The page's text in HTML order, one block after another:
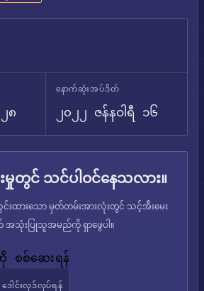
၈
နောက်ဆုံးအပ်ဒိတ်
၂၀၂၂ ဇန်နဝါရီ ၁၆
မှုတွင် သင်ပါဝင်နေသလား။
းသွင်းထားသော မှတ်တမ်းအားလုံးတွင် သင့်အီးမေး
အသုံးပြုသူအမည်ကို ရှာဖွေပါ။
စစ်ဆေးရန်
ေါင်းလုဒ်လုပ်ရန်